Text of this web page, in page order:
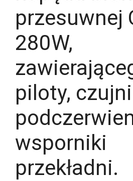
przesuwnej
280W,
piloty,
wsporniki
przekładni.